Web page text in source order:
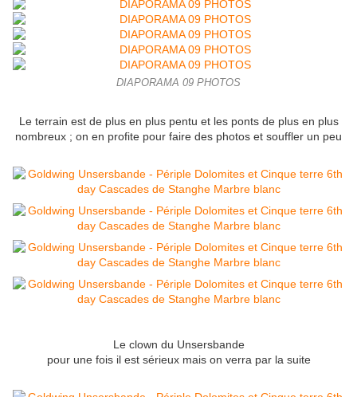
DIAPORAMA 09 PHOTOS
Le terrain est de plus en plus pentu et les ponts de plus en plus
nombreux ; on en profite pour faire des photos et souffler un peu
Le clown du Unsersbande
pour une fois il est sérieux mais on verra par la suite